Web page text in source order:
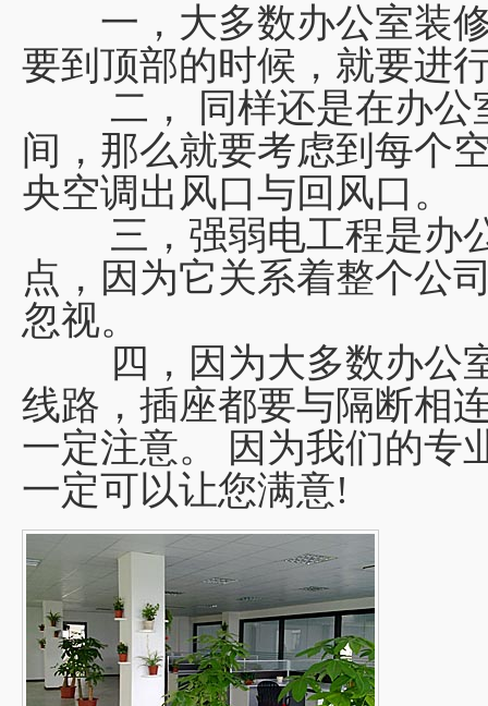
一，大多数办公室装修
要到顶部的时候，就要进
二， 同样还是在办公
间，那么就要考虑到每个
央空调出风口与回风口。
三，强弱电工程是办公
点，因为它关系着整个公
忽视。
四，因为大多数办公室
线路，插座都要与隔断相
一定注意。 因为我们的专
一定可以让您满意!